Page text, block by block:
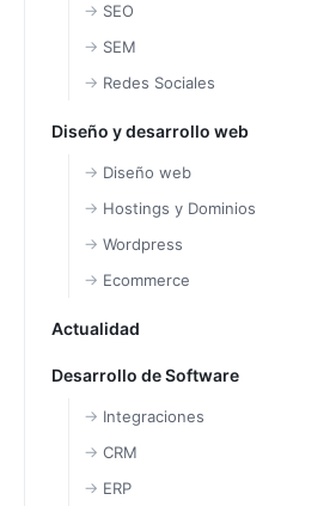
SEO
SEM
Redes Sociales
Diseño y desarrollo web
Diseño web
Hostings y Dominios
Wordpress
Ecommerce
Actualidad
Desarrollo de Software
Integraciones
CRM
ERP